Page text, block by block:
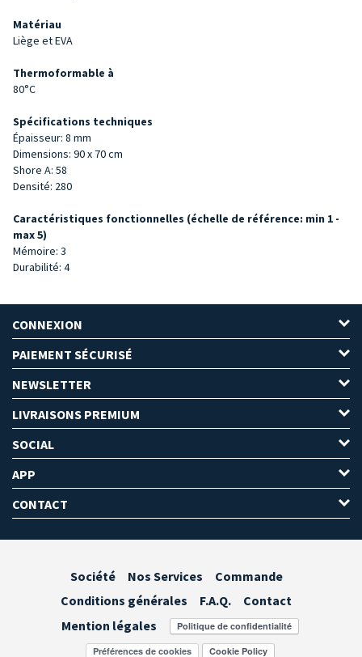
Matériau
Liège et EVA
Thermoformable à
80°C
Spécifications techniques
Épaisseur: 8 mm
Dimensions: 90 x 70 cm
Shore A: 58
Densité: 280
Caractéristiques fonctionnelles (échelle de référence: min 1 -
max 5)
Mémoire: 3
Durabilité: 4
CONNEXION
PAIEMENT SÉCURISÉ
NEWSLETTER
LIVRAISONS PREMIUM
SOCIAL
APP
CONTACT
Société Nos Services
Commande
Conditions générales
F.A.Q.
Contact
Mention légales
Préférences de cookies